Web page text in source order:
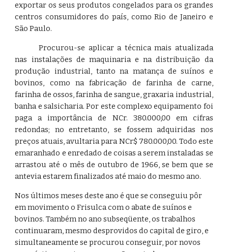
exportar os seus produtos congelados para os grandes
centros consumidores do país, como Rio de Janeiro e
São Paulo.
Procurou-se aplicar a técnica mais atualizada
nas instalações de maquinaria e na distribuição da
produção industrial, tanto na matança de suínos e
bovinos, como na fabricação de farinha de carne,
farinha de ossos, farinha de sangue, graxaria industrial,
banha e salsicharia. Por este complexo equipamento foi
paga a importância de NCr. 380.000,00 em cifras
redondas; no entretanto, se fossem adquiridas nos
preços atuais, avultaria para NCr$ 780.000,00. Todo este
emaranhado e enredado de coisas a serem instaladas se
arrastou até o mês de outubro de 1966, se bem que se
antevia estarem finalizados até maio do mesmo ano.
Nos últimos meses deste ano é que se conseguiu pôr
em movimento o Frisulca com o abate de suínos e
bovinos. Também no ano subseqüente, os trabalhos
continuaram, mesmo desprovidos do capital de giro, e
simultaneamente se procurou conseguir, por novos